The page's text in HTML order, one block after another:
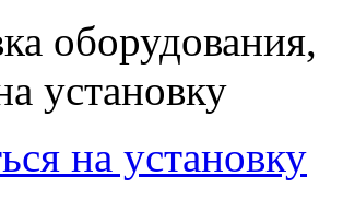
оборудования,
установку
на установку